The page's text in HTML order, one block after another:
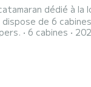
dédié à
meilleur allié
6 cabines